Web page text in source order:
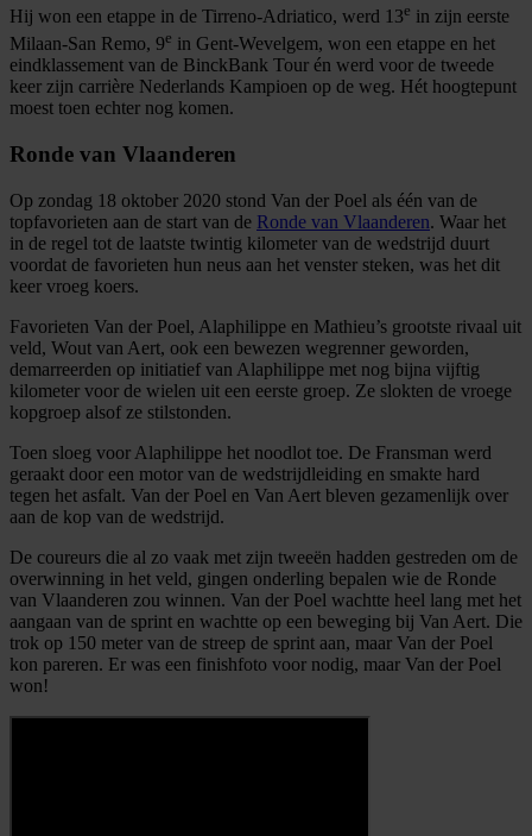
Hij won een etappe in de Tirreno-Adriatico, werd 13e in zijn eerste
Milaan-San Remo, 9e in Gent-Wevelgem, won een etappe en het
eindklassement van de BinckBank Tour én werd voor de tweede
keer zijn carrière Nederlands Kampioen op de weg. Hét hoogtepunt
moest toen echter nog komen.
Ronde van Vlaanderen
Op zondag 18 oktober 2020 stond Van der Poel als één van de
topfavorieten aan de start van de Ronde van Vlaanderen. Waar het
in de regel tot de laatste twintig kilometer van de wedstrijd duurt
voordat de favorieten hun neus aan het venster steken, was het dit
keer vroeg koers.
Favorieten Van der Poel, Alaphilippe en Mathieu’s grootste rivaal uit
veld, Wout van Aert, ook een bewezen wegrenner geworden,
demarreerden op initiatief van Alaphilippe met nog bijna vijftig
kilometer voor de wielen uit een eerste groep. Ze slokten de vroege
kopgroep alsof ze stilstonden.
Toen sloeg voor Alaphilippe het noodlot toe. De Fransman werd
geraakt door een motor van de wedstrijdleiding en smakte hard
tegen het asfalt. Van der Poel en Van Aert bleven gezamenlijk over
aan de kop van de wedstrijd.
De coureurs die al zo vaak met zijn tweeën hadden gestreden om de
overwinning in het veld, gingen onderling bepalen wie de Ronde
van Vlaanderen zou winnen. Van der Poel wachtte heel lang met het
aangaan van de sprint en wachtte op een beweging bij Van Aert. Die
trok op 150 meter van de streep de sprint aan, maar Van der Poel
kon pareren. Er was een finishfoto voor nodig, maar Van der Poel
won!